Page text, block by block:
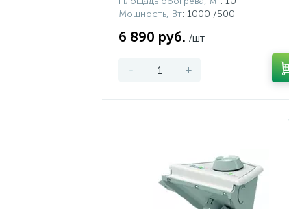
Мощность, Вт: 1000 /500
6 890 руб. /шт
- +